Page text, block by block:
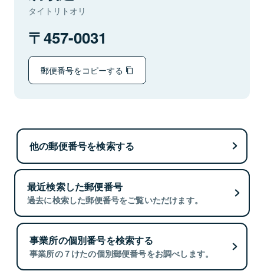
タイトリトオリ
457-0031
郵便番号をコピーする
他の郵便番号を検索する
最近検索した郵便番号
過去に検索した郵便番号をご覧いただけます。
事業所の個別番号を検索する
事業所の７けたの個別郵便番号をお調べします。